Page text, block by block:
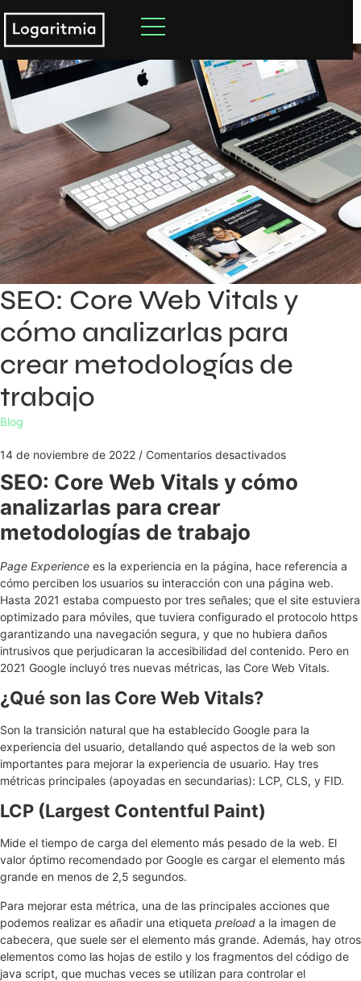
SEO: Core Web Vitals y
cómo analizarlas para
crear metodologías de
trabajo
Blog
14 de noviembre de 2022 / Comentarios desactivados
SEO: Core Web Vitals y cómo
analizarlas para crear
metodologías de trabajo
Page Experience es la experiencia en la página, hace referencia a
cómo perciben los usuarios su interacción con una página web.
Hasta 2021 estaba compuesto por tres señales; que el site estuviera
optimizado para móviles, que tuviera configurado el protocolo https
garantizando una navegación segura, y que no hubiera daños
intrusivos que perjudicaran la accesibilidad del contenido. Pero en
2021 Google incluyó tres nuevas métricas, las Core Web Vitals.
¿Qué son las Core Web Vitals?
Son la transición natural que ha establecido Google para la
experiencia del usuario, detallando qué aspectos de la web son
importantes para mejorar la experiencia de usuario. Hay tres
métricas principales (apoyadas en secundarias): LCP, CLS, y FID.
LCP (Largest Contentful Paint)
Mide el tiempo de carga del elemento más pesado de la web. El
valor óptimo recomendado por Google es cargar el elemento más
grande en menos de 2,5 segundos.
Para mejorar esta métrica, una de las principales acciones que
podemos realizar es añadir una etiqueta preload a la imagen de
cabecera, que suele ser el elemento más grande. Además, hay otros
elementos como las hojas de estilo y los fragmentos del código de
java script, que muchas veces se utilizan para controlar el